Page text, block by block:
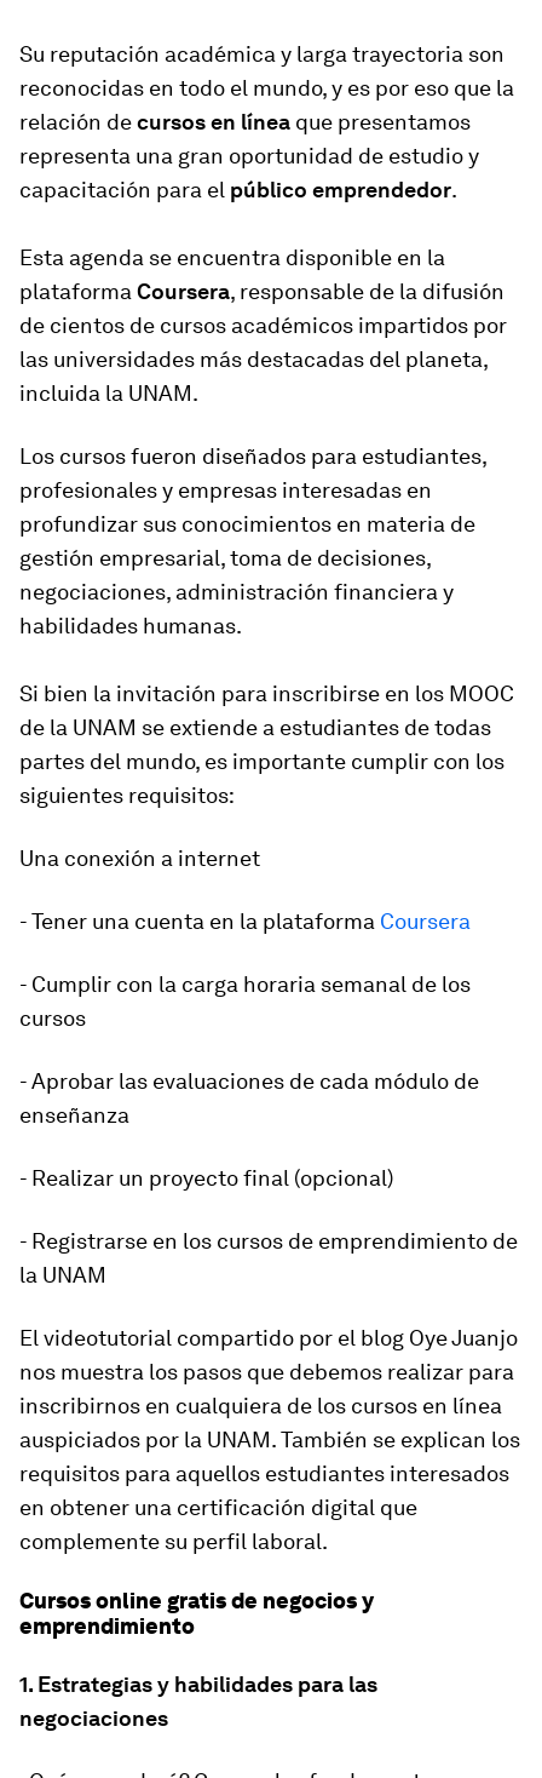
Su reputación académica y larga trayectoria son
reconocidas en todo el mundo, y es por eso que la
relación decursos en línea que presentamos
representa una gran oportunidad de estudio y
capacitación para el público emprendedor.
Esta agenda se encuentra disponible en la
plataforma Coursera, responsable de la difusión
de cientos de cursos académicos impartidos por
las universidades más destacadas del planeta,
incluida la UNAM.
Los cursos fueron diseñados para estudiantes,
profesionales y empresas interesadas en
profundizar sus conocimientos en materia de
gestión empresarial, toma de decisiones,
negociaciones, administración financiera y
habilidades humanas.
Si bien la invitación para inscribirse en los MOOC
de la UNAM se extiende a estudiantes de todas
partes del mundo, es importante cumplir con los
siguientes requisitos:
Una conexión a internet
- Tener una cuenta en la plataforma Coursera
- Cumplir con la carga horaria semanal de los
cursos
- Aprobar las evaluaciones de cada módulo de
enseñanza
- Realizar un proyecto final (opcional)
- Registrarse en los cursos de emprendimiento de
la UNAM
El videotutorial compartido por el blog Oye Juanjo
nos muestra los pasos que debemos realizar para
inscribirnos en cualquiera de los cursos en línea
auspiciados por la UNAM. También se explican los
requisitos para aquellos estudiantes interesados
en obtener una certificación digital que
complemente su perfil laboral.
Cursos online gratis de negocios y
emprendimiento
1. Estrategias y habilidades para las
negociaciones